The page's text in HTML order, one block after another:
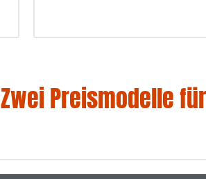
Zwei Preismodelle